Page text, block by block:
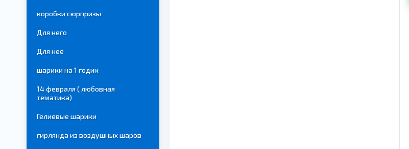
коробки сюрпризы
Для него
Для неё
шарики на 1 годик
14 февраля ( любовная
тематика)
Гелиевые шарики
гирлянда из воздушных шаров